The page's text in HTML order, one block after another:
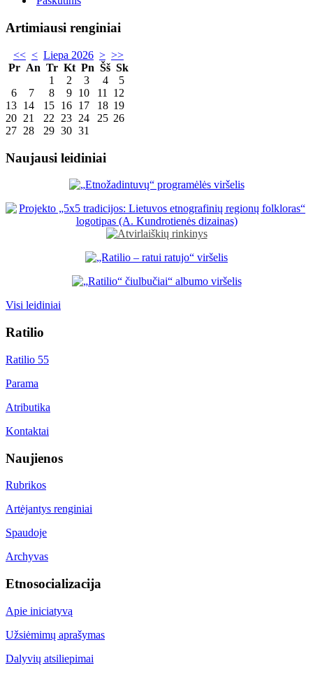
Artimiausi renginiai
<< < Liepa 2026 > >>
Pr An Tr Kt Pn Šš Sk
1
2 3 4
5
6
7 8 9 10 11
12
13 14 15 16 17 18 19
20 21 22 23 24 25 26
27 28 29 30 31
Naujausi leidiniai
Visi leidiniai
Ratilio
Ratilio 55
Parama
Atributika
Kontaktai
Naujienos
Rubrikos
Artėjantys renginiai
Spaudoje
Archyvas
Etnosocializacija
Apie iniciatyvą
Užsiėmimų aprašymas
Dalyvių atsiliepimai